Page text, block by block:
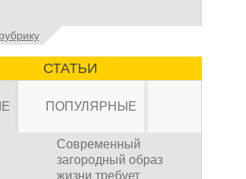
это моечное
Общие сведения
мойки керхер – это
устройство высокого
СТАТЬИ
ПОПУЛЯРНЫЕ
Современный
загородный образ
жизни требует